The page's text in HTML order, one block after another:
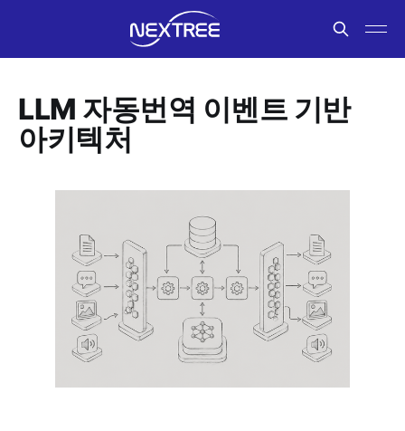
LLM 자동번역 이벤트 기반
아키텍처